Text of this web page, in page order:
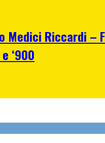
Medici
‘900